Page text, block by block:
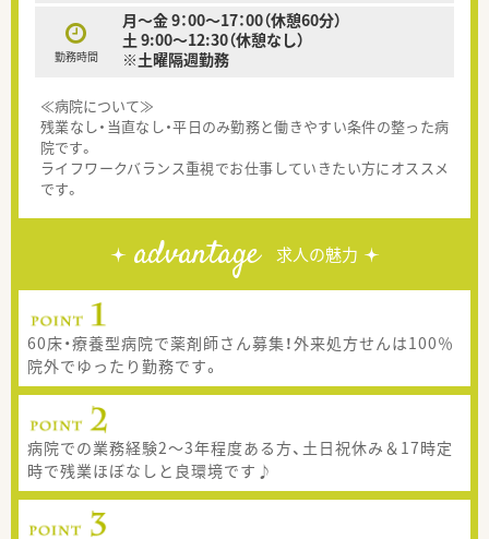
勤務時間
月～金 9：00～17：00（休憩60分）
土 9:00～12:30（休憩なし）
※土曜隔週勤務
≪病院について≫
残業なし・当直なし・平日のみ勤務と働きやすい条件の整った病
院です。
ライフワークバランス重視でお仕事していきたい方にオススメ
です。
advantage 求人の魅力
60床・療養型病院で薬剤師さん募集！外来処方せんは100％
院外でゆったり勤務です。
病院での業務経験2～3年程度ある方、土日祝休み＆17時定
時で残業ほぼなしと良環境です♪